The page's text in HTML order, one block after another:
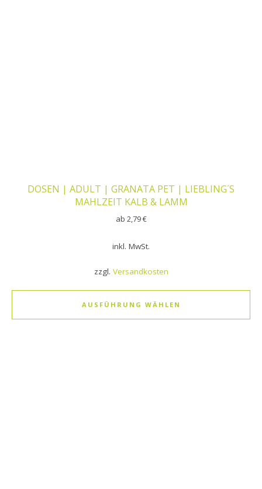
DOSEN | ADULT | GRANATA PET | LIEBLING´S
MAHLZEIT KALB & LAMM
ab 2,79€
inkl. MwSt.
zzgl. Versandkosten
AUSFÜHRUNG WÄHLEN